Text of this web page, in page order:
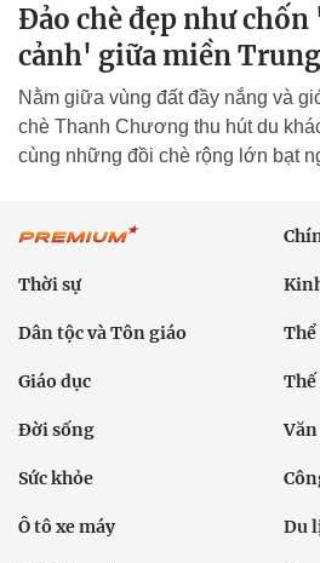
Đảo chè đẹp như
cảnh' giữa miền
Nằm giữa vùng đất đầy nắng và
chè Thanh Chương thu hút du
cùng những đồi chè rộng lớn bạt
Thời sự
Dân tộc và Tôn giáo Thể
Giáo dục
Đời sống
Sức khỏe
Ô tô xe máy Du